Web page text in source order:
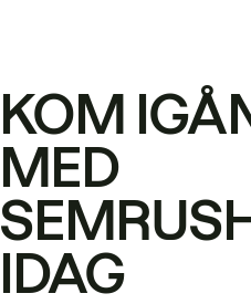
KOM
MED
IDAG